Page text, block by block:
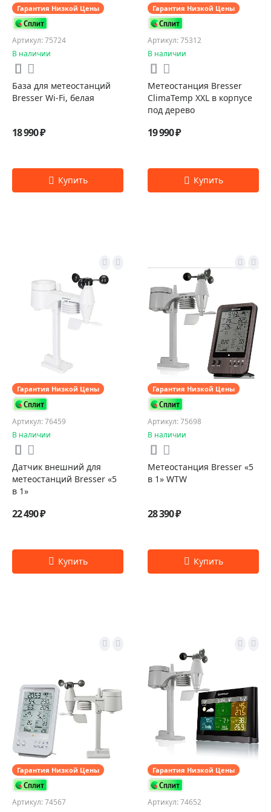
Гарантия Низкой Цены
Артикул: 75724
В наличии
База для метеостанций
Bresser Wi-Fi, белая
18 990 ₽
Гарантия Низкой Цены
Артикул: 75312
В наличии
Метеостанция Bresser
ClimaTemp XXL в корпусе
под дерево
19 990 ₽
Гарантия Низкой Цены
Артикул: 76459
В наличии
Датчик внешний для
метеостанций Bresser «5
в 1»
22 490 ₽
Гарантия Низкой Цены
Артикул: 75698
В наличии
Метеостанция Bresser «5
в 1» WTW
28 390 ₽
Гарантия Низкой Цены
Артикул: 74567
Гарантия Низкой Цены
Артикул: 74652